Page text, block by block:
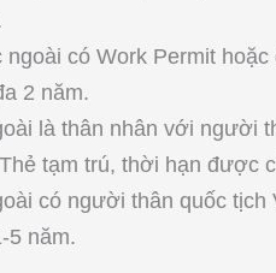
có Work Permit
2 năm.
là thân nhân với người
tạm trú, thời hạn được
có người thân quốc
5 năm.